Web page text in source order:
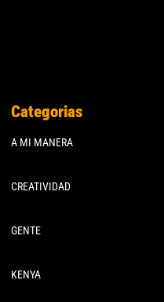
Categorias
A MI MANERA
CREATIVIDAD
GENTE
KENYA